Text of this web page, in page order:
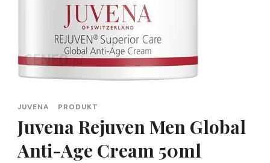
JUVENA PRODUKT
Juvena Rejuven Men Global
Anti-Age Cream 50ml